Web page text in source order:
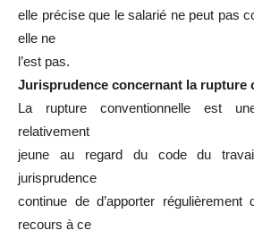
elle précise que le salarié ne peut pas
elle ne
l’est pas.
Jurisprudence concernant la rupture
La rupture conventionnelle est
relativement
jeune au regard du code du
jurisprudence
continue de d’apporter
recours à ce